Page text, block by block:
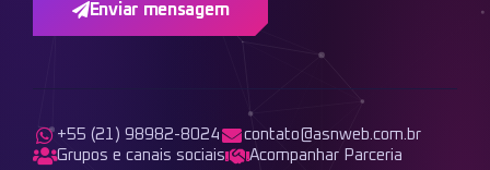
Enviar mensagem
+55 (21) 98982-8024
contato@asnweb.com.br
Grupos e canais sociais
Acompanhar Parceria